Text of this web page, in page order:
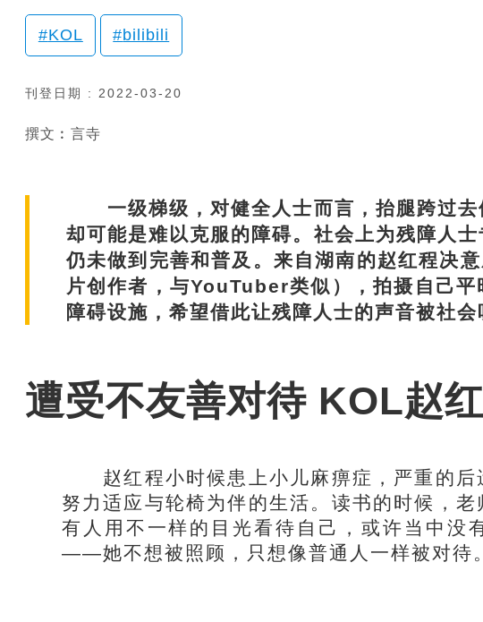
KOL bilibili
刊登日期 : 2022-03-20
撰文︰言寺
一级梯级，对健全人士而言，抬腿跨过去
却可能是难以克服的障碍。社会上为残障人
仍未做到完善和普及。来自湖南的赵红程决
片创作者，与YouTuber类似），拍摄自己
障碍设施，希望借此让残障人士的声音被社会
遭受不友善对待 KOL赵
赵红程小时候患上小儿麻痹症，严重的后
努力适应与轮椅为伴的生活。读书的时候，
有人用不一样的目光看待自己，或许当中没
——她不想被照顾，只想像普通人一样被对待。